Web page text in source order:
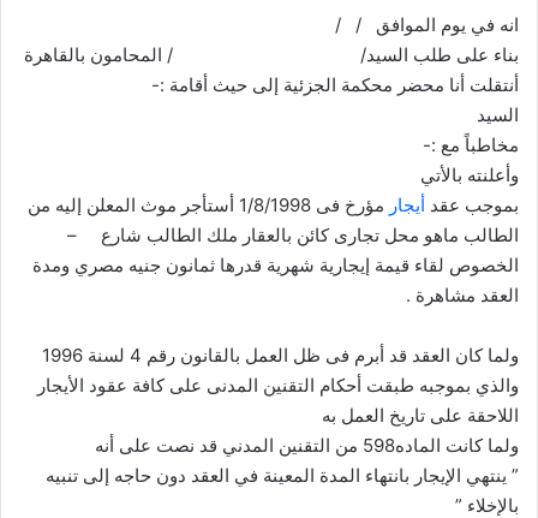
انه في يوم الموافق / /
بناء على طلب السيد/ / المحامون بالقاهرة
أنتقلت أنا محضر محكمة الجزئية إلى حيث أقامة :-
السيد
مخاطباً مع :-
وأعلنته بالأتي
بموجب عقد أيجار
مؤرخ فى 1/8/1998 أستأجر موث المعلن إليه من
الطالب ماهو محل تجارى كائن بالعقار ملك الطالب شارع –
الخصوص لقاء قيمة إيجارية شهرية قدرها ثمانون جنيه مصري ومدة
العقد مشاهرة .
ولما كان العقد قد أبرم فى ظل العمل بالقانون رقم 4 لسنة 1996
والذي بموجبه طبقت أحكام التقنين المدنى على كافة عقود الأيجار
اللاحقة على تاريخ العمل به
ولما كانت الماده598 من التقنين المدني قد نصت على أنه
” ينتهي الإيجار بانتهاء المدة المعينة في العقد دون حاجه إلى تنبيه
بالإخلاء ”